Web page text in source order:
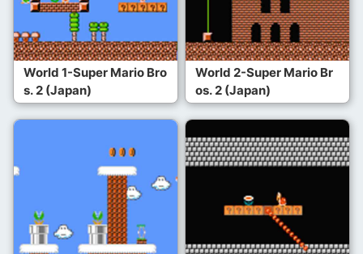
World 1-Super Mario Bro
s. 2 (Japan)
World 2-Super Mario Br
os. 2 (Japan)